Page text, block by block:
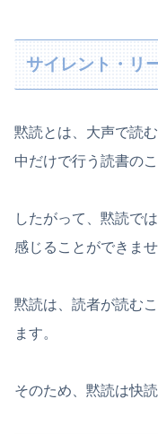
サイレント・リ
黙読とは、大声で読
中だけで行う読書のこ
したがって、黙読で
感じることができませ
黙読は、読者が読む
ます。
そのため、黙読は快